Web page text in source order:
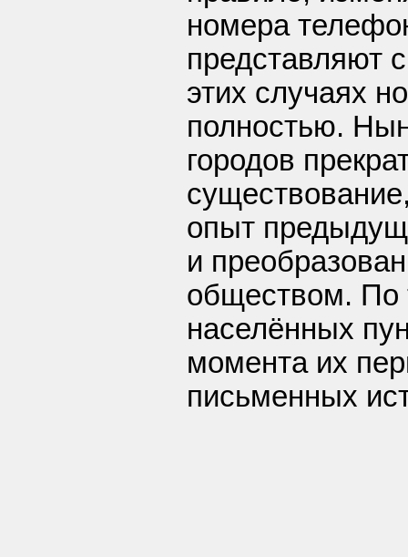
номера
представляют
этих случаях
полностью.
городов
опыт
и
обществом. По
населённых
момента их
письменных